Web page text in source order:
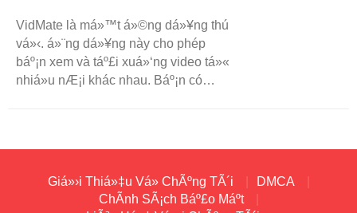
VidMate là má»™t á»©ng dá»¥ng thú
vá»‹. á»¨ng dá»¥ng này cho phép
báº¡n xem và táº£i xuá»‘ng video tá»«
nhiá»u nÆ¡i khác nhau. Báº¡n có
là ná»™i dung do ngÆ°á»i dùng
táº¡o. Äiá»u này có nghÄ©a là video
Giá»›i Thiá»‡u Vá» ChÃºng TÃ´i
DMCA
ChÃ­nh SÃ¡ch Báº£o Máº­t